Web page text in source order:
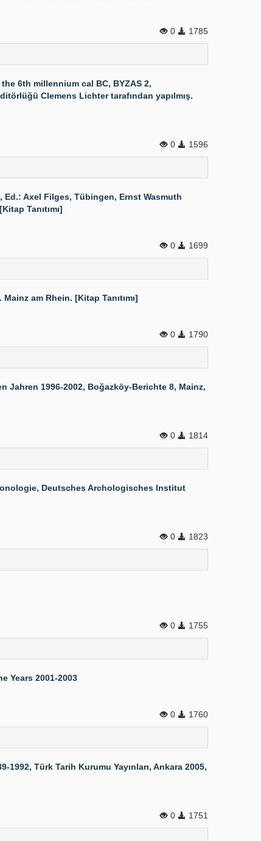
0 1785
6th millennium cal BC, BYZAS 2,
Clemens Lichter tarafından yapılmış.
0 1596
Axel Filges, Tübingen, Ernst Wasmuth
Tanıtımı]
0 1699
am Rhein. [Kitap Tanıtımı]
0 1790
1996-2002, Boğazköy-Berichte 8, Mainz,
0 1814
Deutsches Archologisches Institut
0 1823
0 1755
Years 2001-2003
0 1760
1992, Türk Tarih Kurumu Yayınları, Ankara 2005,
0 1751